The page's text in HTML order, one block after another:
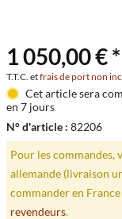
1 050,00 € *
T.T.C. etfrais de port non
Cet article sera
en 7 jours
N° d'article : 82206
Pour les commandes,
allemande (livraison
commander en
revendeurs.